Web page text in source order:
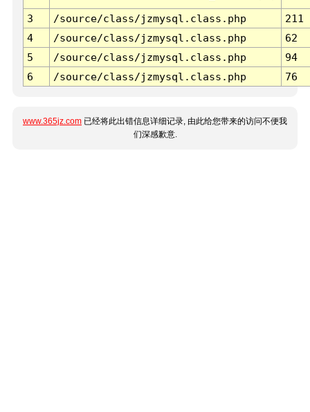
3 /source/class/jzmysql.class.php
211
4
/source/class/jzmysql.class.php
62
5
/source/class/jzmysql.class.php
94
6
/source/class/jzmysql.class.php 76
www.365jz.com 已经将此出错信息详细记录, 由此给您带来的访问不便我
们深感歉意.